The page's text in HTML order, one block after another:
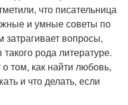
что писательница
и умные советы по
вопросы,
рода литературе.
том, как найти любовь,
и что делать, если